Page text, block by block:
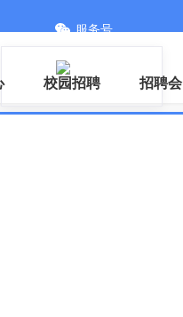
服务号
校园招聘 招聘会